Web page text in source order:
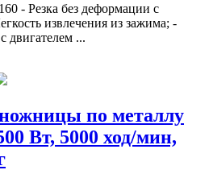
- Резка без деформации с
извлечения из зажима; -
двигателем ...
по металлу
Вт, 5000 ход/мин,